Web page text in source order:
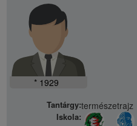
* 1929
Tantárgy:természetrajz
Iskola: